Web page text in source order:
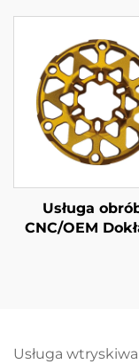
aluminium
Usługa
CNC/OEM
Usługa